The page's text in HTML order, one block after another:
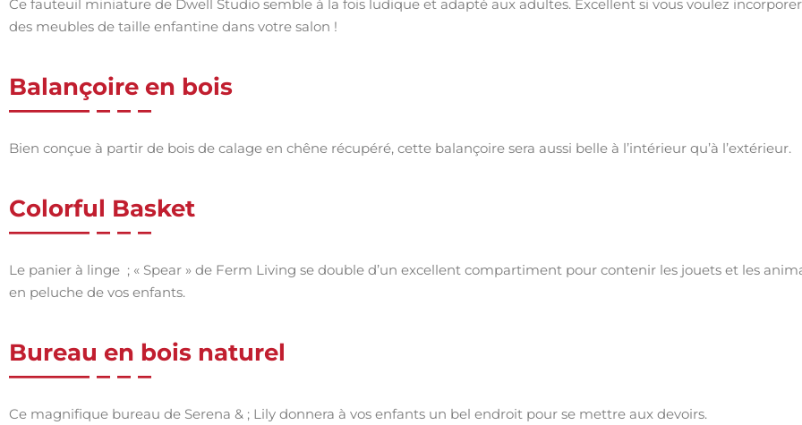
Ce fauteuil miniature de Dwell Studio semble à la fois ludique et adapté aux adultes. Excellent si vous voulez incorporer
des meubles de taille enfantine dans votre salon !
Balançoire en bois
Bien conçue à partir de bois de calage en chêne récupéré, cette balançoire sera aussi belle à l’intérieur qu’à l’extérieur.
Colorful Basket
Le panier à linge ; « Spear » de Ferm Living se double d’un excellent compartiment pour contenir les jouets et les
en peluche de vos enfants.
Bureau en bois naturel
Ce magnifique bureau de Serena & ; Lily donnera à vos enfants un bel endroit pour se mettre aux devoirs.